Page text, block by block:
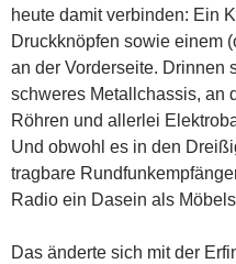
heute damit verbinden: Ein
Druckknöpfen sowie einem
an der Vorderseite. Drinnen
schweres Metallchassis, an
Röhren und allerlei
Und obwohl es in den
tragbare
Radio ein Dasein als
Das änderte sich mit der